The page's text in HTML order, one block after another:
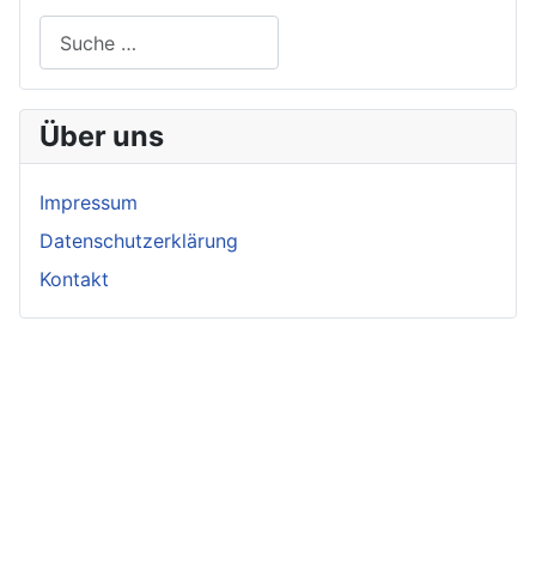
Über uns
Impressum
Datenschutzerklärung
Kontakt